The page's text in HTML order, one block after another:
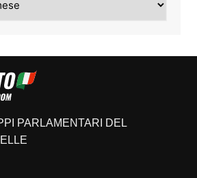
PARLAMENTARI DEL